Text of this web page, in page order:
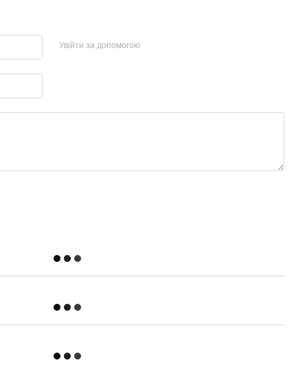
Увійти за допомогою